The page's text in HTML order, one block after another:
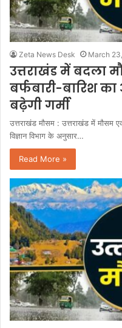
Zeta News Desk March
उत्तराखंड में बदला
बर्फबारी-बारिश
बढ़ेगी गर्मी
उत्तराखंड मौसम : उत्तराखंड में मौसम
विज्ञान विभाग के अनुसार…
Read More »